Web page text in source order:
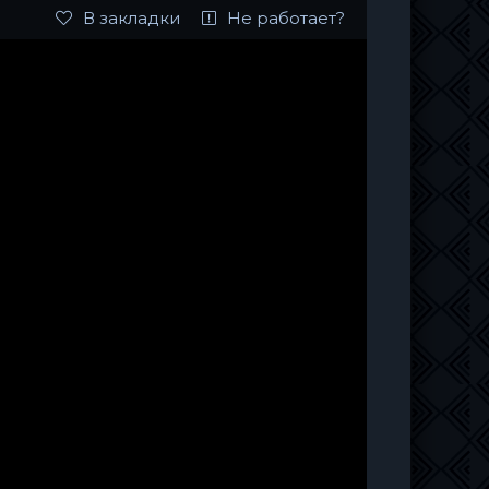
В закладки Не работает?